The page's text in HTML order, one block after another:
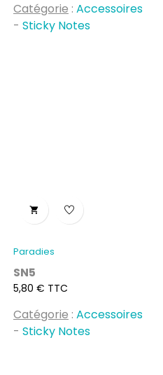
Catégorie : Accessoires
- Sticky Notes

Paradies
SN5
Prix
5,80 € TTC
Catégorie : Accessoires
- Sticky Notes